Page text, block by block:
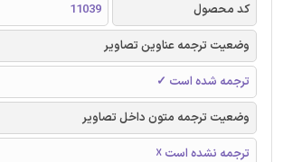
کد محصول
11039
وضعیت ترجمه عناوین تصاویر
ترجمه شده است ✓
وضعیت ترجمه متون داخل تصاویر
ترجمه نشده است ☓